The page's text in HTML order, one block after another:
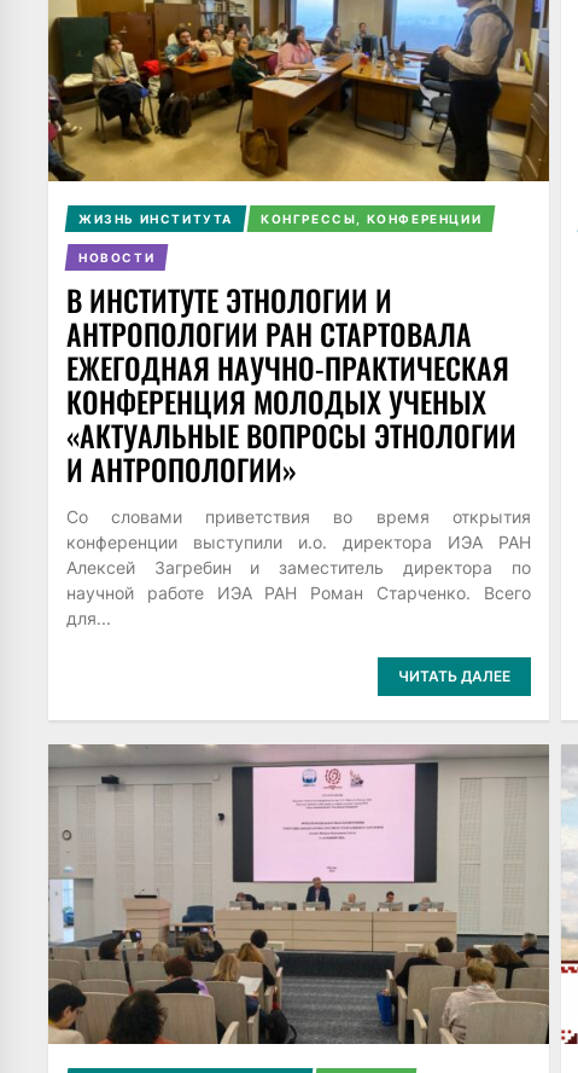
ЖИЗНЬ ИНСТИТУТА КОНГРЕССЫ, КОНФЕРЕНЦИИ
НОВОСТИ
В ИНСТИТУТЕ ЭТНОЛОГИИ И
АНТРОПОЛОГИИ РАН СТАРТОВАЛА
ЕЖЕГОДНАЯ НАУЧНО-ПРАКТИЧЕСКАЯ
КОНФЕРЕНЦИЯ МОЛОДЫХ УЧЕНЫХ
«АКТУАЛЬНЫЕ ВОПРОСЫ ЭТНОЛОГИИ
И АНТРОПОЛОГИИ»
Со словами приветствия во время открытия
конференции выступили и.о. директора ИЭА РАН
Алексей Загребин и заместитель директора по
научной работе ИЭА РАН Роман Старченко. Всего
для...
ЧИТАТЬ ДАЛЕЕ